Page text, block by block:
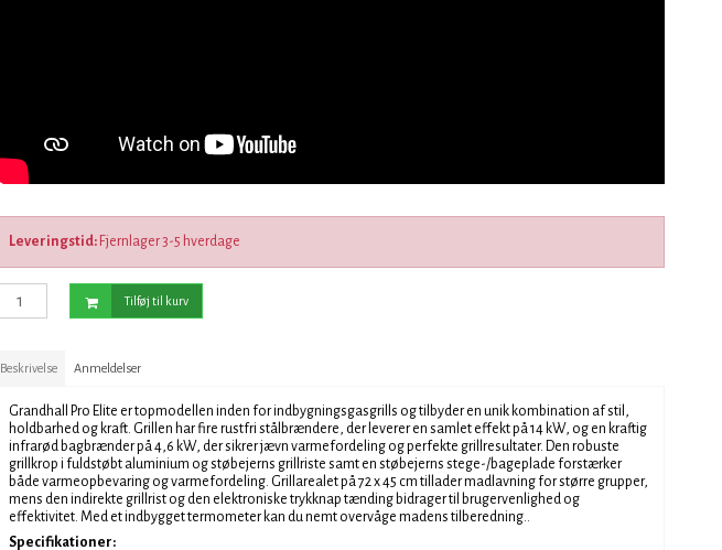
Leveringstid: Fjernlager 3-5 hverdage
Tilføj til kurv
Beskrivelse Anmeldelser
Grandhall Pro Elite er topmodellen inden for indbygningsgasgrills og tilbyder en unik kombination af stil,
holdbarhed og kraft. Grillen har fire rustfri stålbrændere, der leverer en samlet effekt på 14 kW, og en kraftig
infrarød bagbrænder på 4,6 kW, der sikrer jævn varmefordeling og perfekte grillresultater. Den robuste
grillkrop i fuldstøbt aluminium og støbejerns grillriste samt en støbejerns stege-/bageplade forstærker
både varmeopbevaring og varmefordeling. Grillarealet på 72 x 45 cm tillader madlavning for større grupper,
mens den indirekte grillrist og den elektroniske trykknap tænding bidrager til brugervenlighed og
effektivitet. Med et indbygget termometer kan du nemt overvåge madens tilberedning..
Specifikationer: